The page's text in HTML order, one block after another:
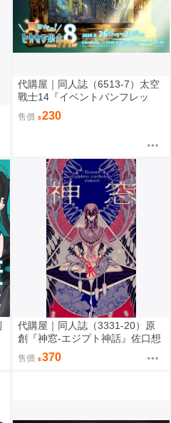
代購屋｜同人誌（6513-7）太空
戰士14『イベントパンフレッ
ト』【頭割り】運営 なては
售價 230
代購屋｜同人誌（3331-20）原
創『神窓-エジプト神話』佐口想
售價 370